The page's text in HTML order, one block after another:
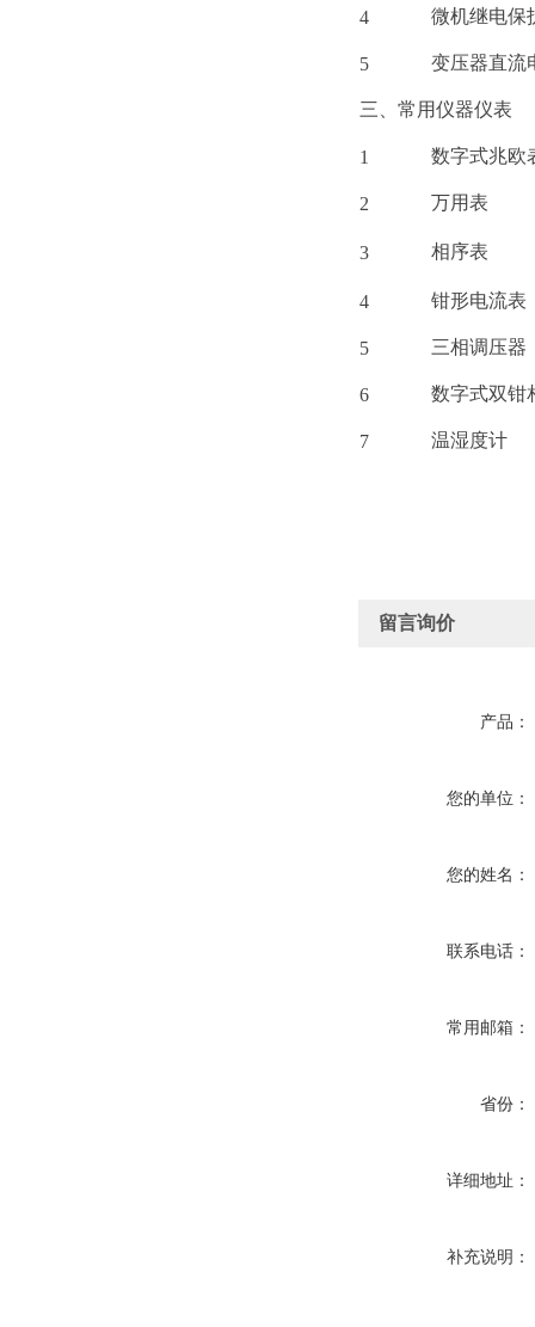
4 微机继电保
5 变压器直流
三、常用仪器仪表
1 数字式兆欧
2 万用表
3 相序表
4 钳形电流表
5 三相调压器
6 数字式双钳
7 温湿度计
留言询价
产品：
您的单位：
您的姓名：
联系电话：
常用邮箱：
省份：
详细地址：
补充说明：